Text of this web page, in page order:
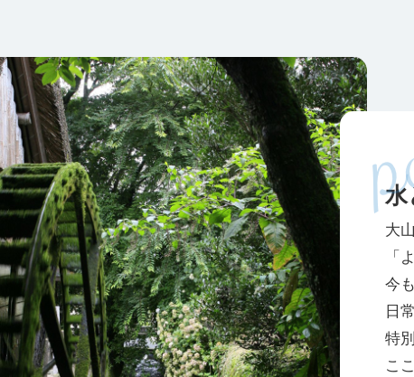
大
「
今
日
特
こ